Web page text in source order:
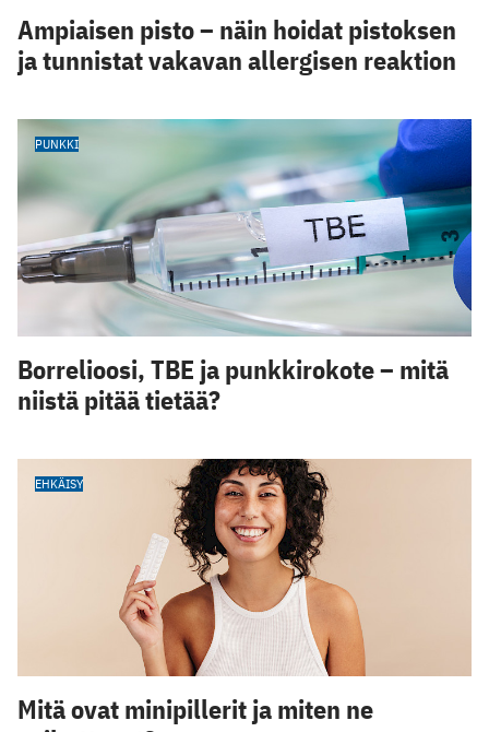
Ampiaisen pisto – näin hoidat pistoksen
ja tunnistat vakavan allergisen reaktion
PUNKKI
Borrelioosi, TBE ja punkkirokote – mitä
niistä pitää tietää?
EHKÄISY
Mitä ovat minipillerit ja miten ne